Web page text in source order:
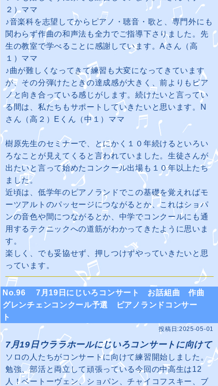
２）ママ
♪音楽科を志望してからピアノ・聴音・歌と、専門外にも
関わらず作曲の和声法も全力でご指導下さりました。先
生の教室で学べることに感謝しています。Aさん（高
１）ママ
♪曲が難しくなってきて練習も大変になってきています
が、その分弾けたときの達成感が大きく、前よりもピア
ノと向き合っている感じがします。続けたいと言ってい
る間は、私たちもサポートしていきたいと思います。N
さん（高２）Eくん（中１）ママ
樹原先生のセミナーで、とにかく１０年続けるといろい
ろなことが見えてくると言われていました。生徒さんが
出たいと言って始めたコンクール出場も１０年以上たち
ました。
近頃は、低学年のピアノランドでこの基礎を覚えればモ
ーツアルトのパッセージにつながるとか、これはショパ
ンの音色や間につながるとか、中学でコンクールにも通
用するテクニックへの道筋がわかってきたように思いま
す。
楽しく、でも妥協せず、押しつけずやっていきたいと思
っています。
No.96 7月19日にじいろコンサート お話組曲 作曲
グレンチェンコンクール予選 ピアノランドコンサー
ト
投稿日:2025-05-01
7月19日ウララホールにじいろコンサートに向けて
ソロの人たちがコンサートに向けて練習開始しました。
勉強、部活と両立して頑張っている今回の中高生は12
人！ベートーヴェン、ショパン、チャイコフスキー、ブ